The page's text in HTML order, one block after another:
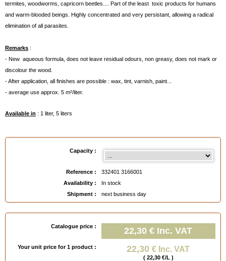
termites, woodworms, capricorn beetles.... Part of the least toxic products for humans
and warm-blooded beings. Highly concentrated and very persistant, allowing a radical
elimination of all parasites.
Remarks :
- New aqueous formula, does not leave residual odours, non greasy, does not mark or
discolour the wood.
- After application, all finishes are possible : wax, tint, varnish, paint...
- average use approx. 5 m²/liter.
Available in : 1 liter, 5 liters
Capacity :
Reference :
332401 3166001
Availability :
In stock
Shipment :
next business day
Catalogue price : 22,30 € Inc. VAT
Your unit price for 1 product : 22,30 € Inc. VAT
( 22,30 €/L )